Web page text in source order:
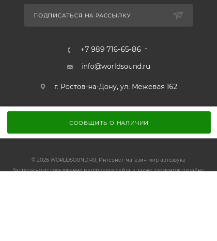
СООБЩИТЬ О НАЛИЧИИ
ПОДПИСАТЬСЯ НА РАССЫЛКУ
+7 989 716-65-86
info@worldsound.ru
г. Ростов-на-Дону, ул. Межевая 162
© 2026 WORLDSOUND.RU, Интернет-магазин мир автозвука
Запрещено использование материалов сайта, а также элементов дизайна,